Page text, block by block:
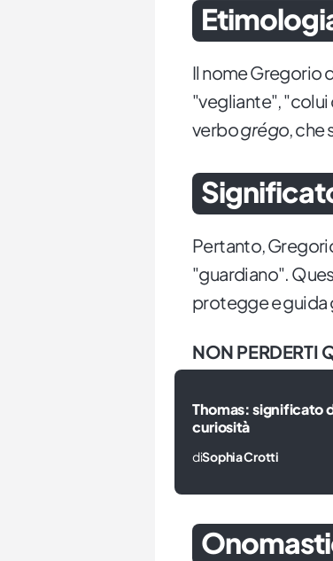
Il nome Gregorio
"vegliante", "colui
verbogrégo, che
Pertanto,
"guardiano".
protegge e guida
NON PERDERTI
Thomas: significato
curiosità
diSophia Crotti